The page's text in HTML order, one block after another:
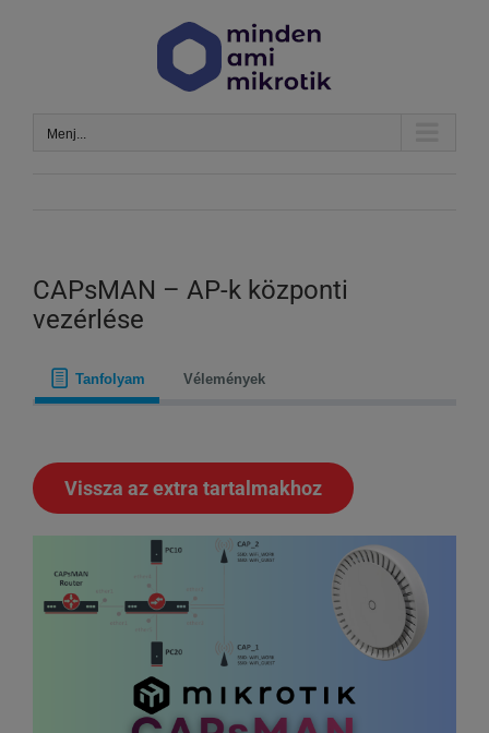
Menj...
CAPsMAN – AP-k központi
vezérlése
Tanfolyam Vélemények
Vissza az extra tartalmakhoz